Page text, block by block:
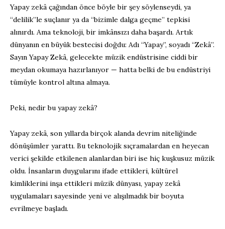
Yapay zekâ çağından önce böyle bir şey söylenseydi, ya
“delilik”le suçlanır ya da “bizimle dalga geçme” tepkisi
alınırdı. Ama teknoloji, bir imkânsızı daha başardı. Artık
dünyanın en büyük bestecisi doğdu: Adı “Yapay”, soyadı “Zekâ”.
Sayın Yapay Zekâ, gelecekte müzik endüstrisine ciddi bir
meydan okumaya hazırlanıyor — hatta belki de bu endüstriyi
tümüyle kontrol altına almaya.
Peki, nedir bu yapay zekâ?
Yapay zekâ, son yıllarda birçok alanda devrim niteliğinde
dönüşümler yarattı. Bu teknolojik sıçramalardan en heyecan
verici şekilde etkilenen alanlardan biri ise hiç kuşkusuz müzik
oldu. İnsanların duygularını ifade ettikleri, kültürel
kimliklerini inşa ettikleri müzik dünyası, yapay zekâ
uygulamaları sayesinde yeni ve alışılmadık bir boyuta
evrilmeye başladı.